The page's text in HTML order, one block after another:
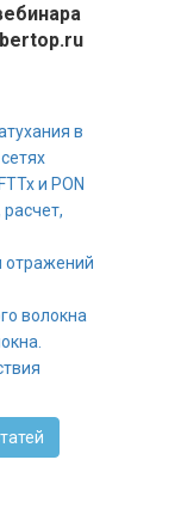
в
и PON
отражений
волокна